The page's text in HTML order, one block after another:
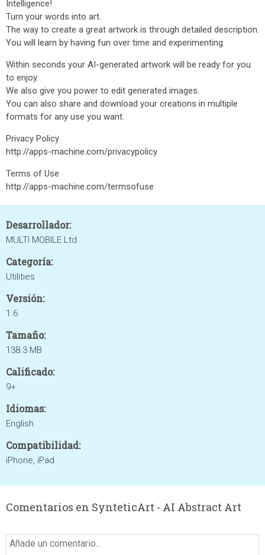
Intelligence!
Turn your words into art.
The way to create a great artwork is through detailed description.
You will learn by having fun over time and experimenting.
Within seconds your AI-generated artwork will be ready for you
to enjoy.
We also give you power to edit generated images.
You can also share and download your creations in multiple
formats for any use you want.
Privacy Policy
http://apps-machine.com/privacypolicy
Terms of Use
http://apps-machine.com/termsofuse
Desarrollador:
MULTI MOBILE Ltd
Categoría:
Utilities
Versión:
1.6
Tamaño:
138.3 MB
Calificado:
9+
Idiomas:
English
Compatibilidad:
iPhone, iPad
Comentarios en SynteticArt - AI Abstract Art